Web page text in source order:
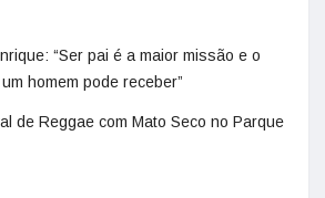
“Ser pai é a maior missão e o
homem pode receber”
de Reggae com Mato Seco no Parque